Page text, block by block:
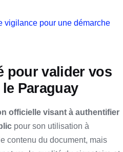
vigilance pour une démarche
pour valider vos
Paraguay
officielle visant à authentifier
pour son utilisation à
contenu du document, mais